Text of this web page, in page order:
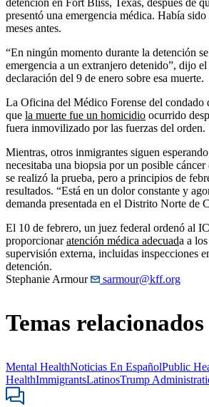
detención en Fort Bliss, Texas, después de
presentó una emergencia médica. Había sido
meses antes.
“En ningún momento durante la detención
emergencia a un extranjero detenido”, dijo
declaración del 9 de enero sobre esa muerte.
La Oficina del Médico Forense del condado
que la muerte fue un homicidio ocurrido
fuera inmovilizado por las fuerzas del orden.
Mientras, otros inmigrantes siguen
necesitaba una biopsia por un posible
se realizó la prueba, pero a principios de
resultados. “Está en un dolor constante y
demanda presentada en el Distrito Norte de
El 10 de febrero, un juez federal ordenó al
proporcionaratención médica adecuada a
supervisión externa, incluidas inspecciones
detención.
Stephanie Armour
sarmour@kff.org
Temas relacionados
Mental HealthNoticias En EspañolPublic
HealthImmigrantsLatinosTrump